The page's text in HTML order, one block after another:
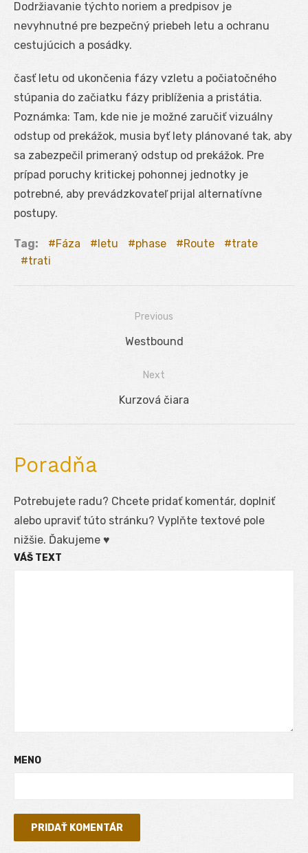
Dodržiavanie týchto noriem a predpisov je
nevyhnutné pre bezpečný priebeh letu a ochranu
cestujúcich a posádky.
časť letu od ukončenia fázy vzletu a počiatočného
stúpania do začiatku fázy priblíženia a pristátia.
Poznámka: Tam, kde nie je možné zaručiť vizuálny
odstup od prekážok, musia byť lety plánované tak, aby
sa zabezpečil primeraný odstup od prekážok. Pre
prípad poruchy kritickej pohonnej jednotky je
potrebné, aby prevádzkovateľ prijal alternatívne
postupy.
Tag: Fáza letu phase Route
trate
trati
Previous
Previous
Westbound
Next
Next
Kurzová čiara
Poradňa
Potrebujete radu? Chcete pridať komentár, doplniť
alebo upraviť túto stránku? Vyplňte textové pole
nižšie. Ďakujeme ♥
VÁŠ TEXT
MENO